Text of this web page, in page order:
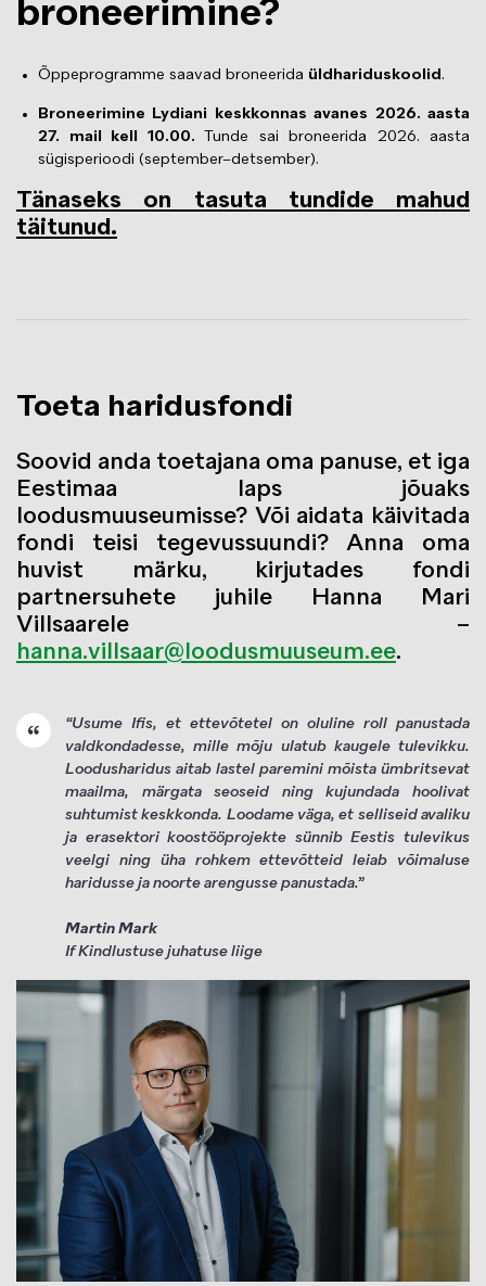
broneerimine?
Õppeprogramme saavad broneerida üldhariduskoolid .
Broneerimine Lydiani keskkonnas avanes 2026. aasta
27. mail kell 10.00. Tunde sai broneerida 2026. aasta
sügisperioodi (september–detsember).
Tänaseks on tasuta tundide mahud
täitunud.
Toeta haridusfondi
Soovid anda toetajana oma panuse, et iga
Eestimaa laps jõuaks
loodusmuuseumisse? Või aidata käivitada
fondi teisi tegevussuundi? Anna oma
huvist märku, kirjutades fondi
partnersuhete juhile Hanna Mari
Villsaarele –
hanna.villsaar@loodusmuuseum.ee.
“Usume Ifis, et ettevõtetel on oluline roll panustada
valdkondadesse, mille mõju ulatub kaugele tulevikku.
Loodusharidus aitab lastel paremini mõista ümbritsevat
maailma, märgata seoseid ning kujundada hoolivat
suhtumist keskkonda. Loodame väga, et selliseid avaliku
ja erasektori koostööprojekte sünnib Eestis tulevikus
veelgi ning üha rohkem ettevõtteid leiab võimaluse
haridusse ja noorte arengusse panustada.”
Martin Mark
If Kindlustuse juhatuse liige
Изображение